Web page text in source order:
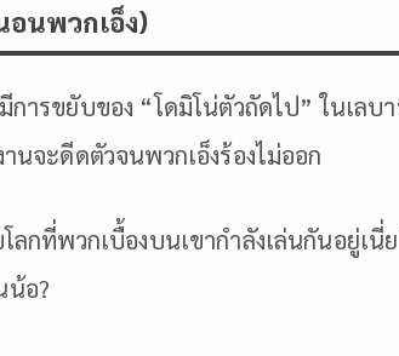
นพวกเอ็ง)
ารขยับของ “โดมิโน่ตัวถัดไป” ในเลบ
นจะดีดตัวจนพวกเอ็งร้องไม่ออก
ลกที่พวกเบื้องบนเขากำลังเล่นกันอยู่เนี่
น้อ?